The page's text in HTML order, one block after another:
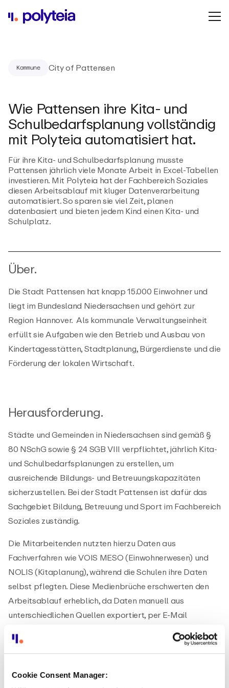
Cookie Consent Manager:
Kommune City of Pattensen
Wie Pattensen ihre Kita- und
Schulbedarfsplanung vollständig
mit Polyteia automatisiert hat.
Für ihre Kita- und Schulbedarfsplanung musste
Pattensen jährlich viele Monate Arbeit in Excel-Tabellen
investieren. Mit Polyteia hat der Fachbereich Soziales
diesen Arbeitsablauf mit kluger Datenverarbeitung
automatisiert. So sparen sie viel Zeit, planen
datenbasiert und bieten jedem Kind einen Kita- und
Schulplatz.
Über.​
Die Stadt Pattensen hat knapp 15.000 Einwohner und
liegt im Bundesland Niedersachsen und gehört zur
Region Hannover. Als kommunale Verwaltungseinheit
erfüllt sie Aufgaben wie den Betrieb und Ausbau von
Kindertagesstätten, Stadtplanung, Bürgerdienste und die
Förderung der lokalen Wirtschaft.
Herausforderung.
Städte und Gemeinden in Niedersachsen sind gemäß §
80 NSchG sowie § 24 SGB VIII verpflichtet, jährlich Kita-
und Schulbedarfsplanungen zu erstellen, um
ausreichende Bildungs- und Betreuungskapazitäten
sicherzustellen. Bei der Stadt Pattensen ist dafür das
Sachgebiet Bildung, Betreuung und Sport im Fachbereich
Soziales zuständig.
Die Mitarbeitenden nutzten hierzu Daten aus
Fachverfahren wie VOIS MESO (Einwohnerwesen) und
NOLIS (Kitaplanung), während die Schulen ihre Daten
selbst pflegten. Diese Medienbrüche erschwerten den
Arbeitsablauf erheblich, da Daten manuell aus
unterschiedlichen Quellen exportiert, per E-Mail
abgefragt und anschließend händisch in Excel
zusammengeführt werden mussten – ein zeitintensiver
und fehleranfälliger Vorgang.